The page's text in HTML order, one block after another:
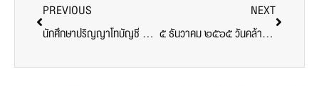
PREVIOUS
นักศึกษาปริญญาโทบัญชี SPU : เรียนกับตัวจริงประสบการณ์จริง “Operating and Financial Leverage and Capital Structure Determination”
NEXT
๕ ธันวาคม ๒๕๖๕ วันคล้ายวันพระราชสมภพพระบาทสมเด็จพระบรมชนกาธิเบศร มหาภูมิพลอดุลยเดชมหาราช บรมนาถบพิตร วันชาติ และวันพ่อแห่งชาติ